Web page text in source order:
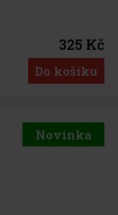
325 Kč
Do košíku
Novinka